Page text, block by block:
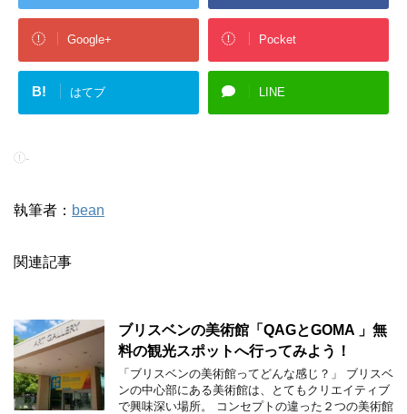
Google+ Pocket
B! はてブ LINE
-
執筆者： bean
関連記事
ブリスベンの美術館「QAGとGOMA 」無
料の観光スポットへ行ってみよう！
「ブリスベンの美術館ってどんな感じ？」 ブリスベ
ンの中心部にある美術館は、とてもクリエイティブ
で興味深い場所。 コンセプトの違った２つの美術館